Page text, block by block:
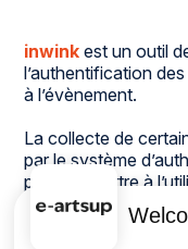
inwink est un outil
l’authentification
à l’évènement.
La collecte de
par le système
pour permettre à
évènement,
consulter les